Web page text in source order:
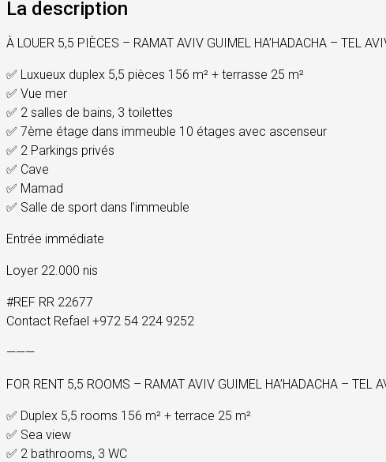
La description
À LOUER 5,5 PIÈCES – RAMAT AVIV GUIMEL HA’HADACHA – TEL
✅ Luxueux duplex 5,5 pièces 156 m² + terrasse 25 m²
✅ Vue mer
✅ 2 salles de bains, 3 toilettes
✅ 7ème étage dans immeuble 10 étages avec ascenseur
✅ 2 Parkings privés
✅ Cave
✅ Mamad
✅ Salle de sport dans l’immeuble
Entrée immédiate
Loyer 22.000 nis
#REF RR 22677
Contact Refael +972 54 224 9252
———
FOR RENT 5,5 ROOMS – RAMAT AVIV GUIMEL HA’HADACHA – TEL
✅ Duplex 5,5 rooms 156 m² + terrace 25 m²
✅ Sea view
✅ 2 bathrooms, 3 WC